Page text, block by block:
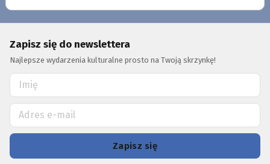
Zapisz się do newslettera
Najlepsze wydarzenia kulturalne prosto na Twoją skrzynkę!
Zapisz się